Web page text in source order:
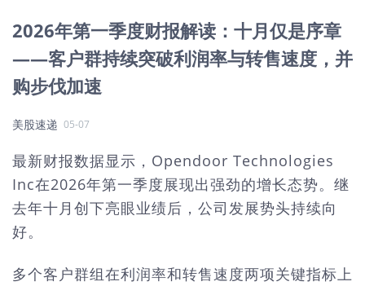
2026年第一季度财报解读：十月仅是序章
——客户群持续突破利润率与转售速度，并
购步伐加速
美股速递 05-07
最新财报数据显示，Opendoor Technologies
Inc在2026年第一季度展现出强劲的增长态势。继
去年十月创下亮眼业绩后，公司发展势头持续向
好。
多个客户群组在利润率和转售速度两项关键指标上